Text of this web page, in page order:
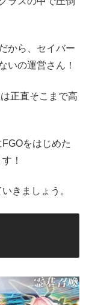
から、セイバー
いの運営さん！
正直そこまで高
をはじめた
！
きましょう。